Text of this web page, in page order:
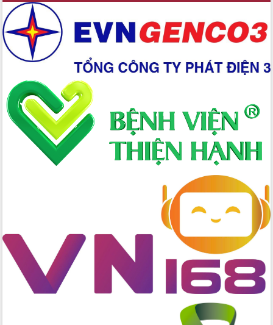
Xây dựng nền hành chính số đồng
hành cùng nông dân dân, doanh nghiệp
Giai đoạn 2026-2030, Đắk Lắk phấn
đấu có 77% xã đạt chuẩn nông thôn
Chuyển đổi số 'mở đường' cho nông
nghiệp Đắk Lắk tăng trưởng bứt phá
Triển khai đồng bộ đo đạc, lập hồ sơ
địa chính, hoàn thiện cơ sở dữ liệu đất
đai
Ứng dụng sinh trắc học - Bước tiến
trong hành trình chuyển đổi số tại Đắk
bền vững
Tập huấn nâng cao năng lực triển khai
chuyển đổi số cho cán bộ, công chức
cấp xã
Đắk Lắk phát động hưởng ứng Ngày